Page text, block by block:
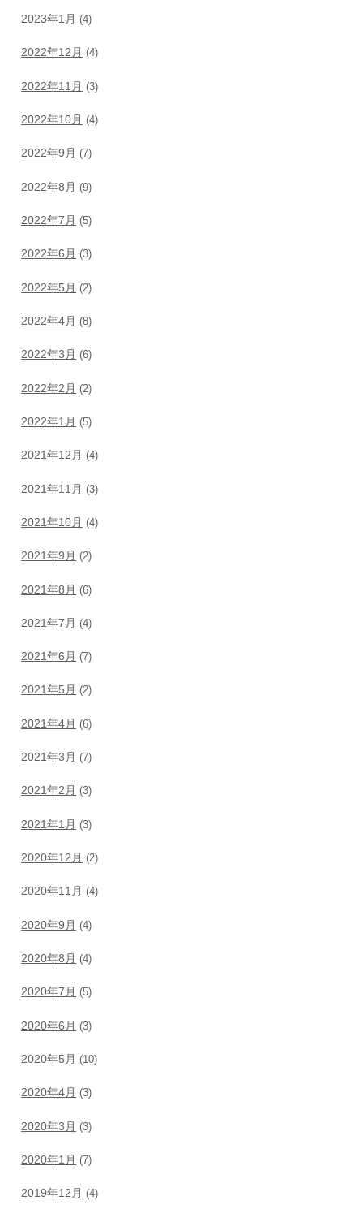
2023年1月 (4)
2022年12月 (4)
2022年11月 (3)
2022年10月 (4)
2022年9月 (7)
2022年8月 (9)
2022年7月 (5)
2022年6月 (3)
2022年5月 (2)
2022年4月 (8)
2022年3月 (6)
2022年2月 (2)
2022年1月 (5)
2021年12月 (4)
2021年11月 (3)
2021年10月 (4)
2021年9月 (2)
2021年8月 (6)
2021年7月 (4)
2021年6月 (7)
2021年5月 (2)
2021年4月 (6)
2021年3月 (7)
2021年2月 (3)
2021年1月 (3)
2020年12月 (2)
2020年11月 (4)
2020年9月 (4)
2020年8月 (4)
2020年7月 (5)
2020年6月 (3)
2020年5月 (10)
2020年4月 (3)
2020年3月 (3)
2020年1月 (7)
2019年12月 (4)